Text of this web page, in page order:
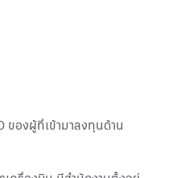
ของผู้ที่เข้ามาลงทุนด้าน